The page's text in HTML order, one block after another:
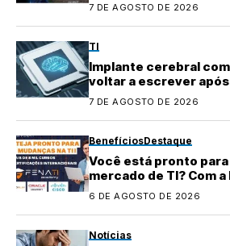
7 DE AGOSTO DE 2026
TI
Implante cerebral
voltar a escrever
7 DE AGOSTO DE 2026
BenefíciosDestaque
Você está pronto
mercado de TI? Com
fácil se atualizar!
6 DE AGOSTO DE 2026
Notícias